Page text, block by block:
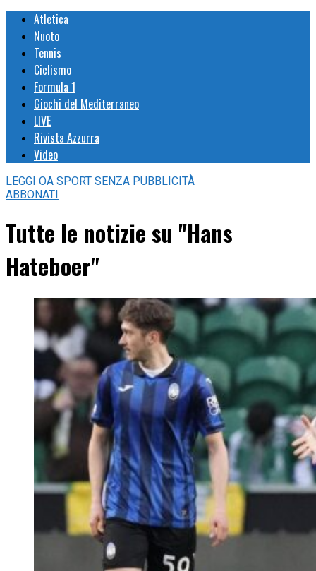
Atletica
Nuoto
Tennis
Ciclismo
Formula 1
Giochi del Mediterraneo
LIVE
Rivista Azzurra
Video
LEGGI OA SPORT SENZA PUBBLICITÀ
ABBONATI
Tutte le notizie su "Hans
Hateboer"